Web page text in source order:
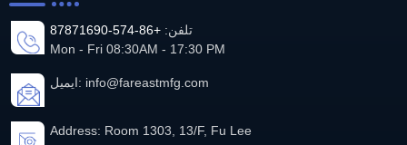
تلفن: +86-574-87871690
Mon - Fri 08:30AM - 17:30 PM
ایمیل: info@fareastmfg.com
Address: Room 1303, 13/F, Fu Lee